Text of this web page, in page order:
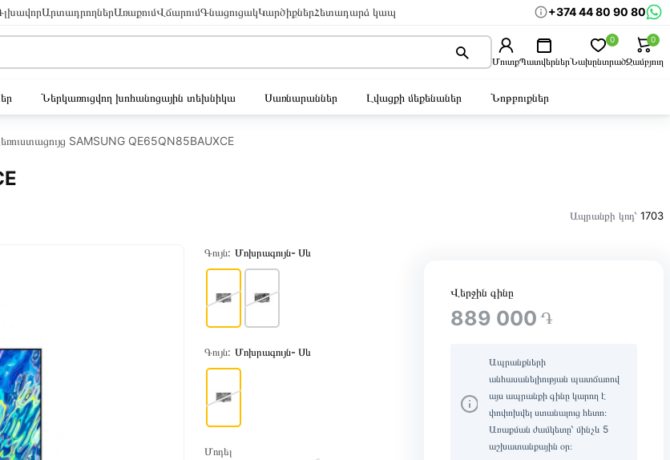
ԱրտադրողներԱռաքումՎճարումԳնացուցակԿարծիքներՀետադարձ կապ +374 44 80 90 80
ՄուտքՊատվերներՆախընտրած
0
Զամբյուղ
0
Ներկառուցվող խոհանոցային տեխնիկա Սառնարաններ Լվացքի մեքենաներ Նոթբուքներ
SAMSUNG QE65QN85BAUXCE
Ապրանքի կոդ՝ 1703
Գույն: Մոխրագույն- Սև
Գույն: Մոխրագույն- Սև
Մոդել
Վերջին գինը
889 000 ֏
Ապրանքների
անհասանելիության պատճառով
այս ապրանքի գինը կարող է
փոփոխվել ստանալուց հետո։
Առաքման ժամկետը՝ մինչև 5
աշխատանքային օր։